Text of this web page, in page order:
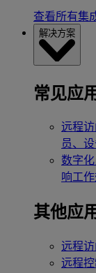
查看所有集
解决方案
常见应
远程
员、设
数字
响工作
其他应
远程访
远程控